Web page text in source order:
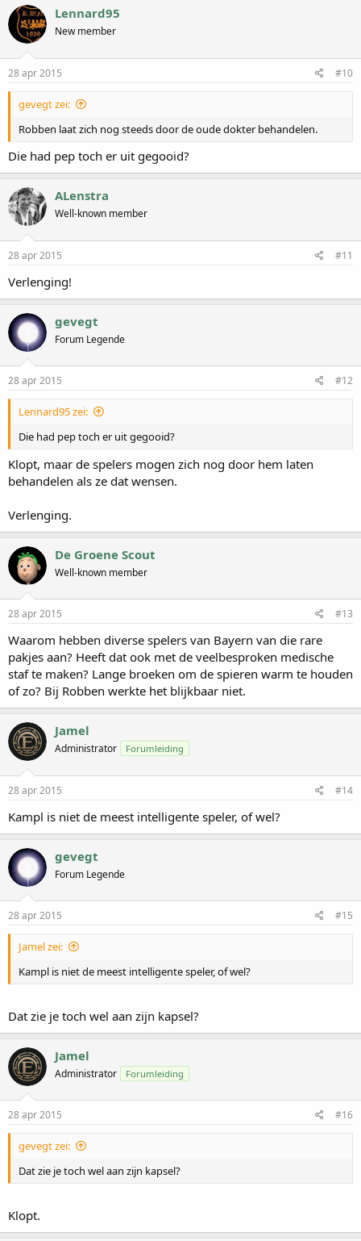
Lennard95
New member
28 apr 2015 #10
gevegt zei:
Robben laat zich nog steeds door de oude dokter behandelen.
Die had pep toch er uit gegooid?
ALenstra
Well-known member
28 apr 2015 #11
Verlenging!
gevegt
Forum Legende
28 apr 2015 #12
Lennard95 zei:
Die had pep toch er uit gegooid?
Klopt, maar de spelers mogen zich nog door hem laten
behandelen als ze dat wensen.
Verlenging.
De Groene Scout
Well-known member
28 apr 2015 #13
Waarom hebben diverse spelers van Bayern van die rare
pakjes aan? Heeft dat ook met de veelbesproken medische
staf te maken? Lange broeken om de spieren warm te houden
of zo? Bij Robben werkte het blijkbaar niet.
Jamel
Administrator Forumleiding
28 apr 2015 #14
Kampl is niet de meest intelligente speler, of wel?
gevegt
Forum Legende
28 apr 2015 #15
Jamel zei:
Kampl is niet de meest intelligente speler, of wel?
Dat zie je toch wel aan zijn kapsel?
Jamel
Administrator Forumleiding
28 apr 2015 #16
gevegt zei:
Dat zie je toch wel aan zijn kapsel?
Klopt.